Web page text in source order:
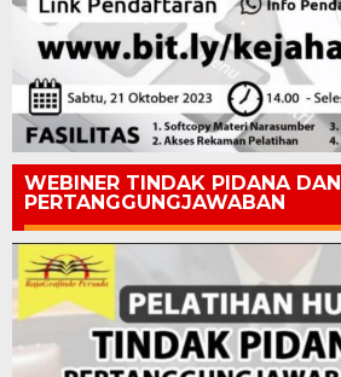
WEBINER TINDAK PIDANA DAN
PERTANGGUNGJAWABAN